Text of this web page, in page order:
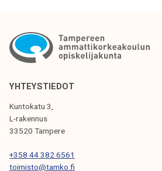
K
K
E
L
I
E
N
YHTEYSTIEDOT
Kuntokatu 3,
L-rakennus
33520 Tampere
+358 44 382 6561
toimisto@tamko.fi